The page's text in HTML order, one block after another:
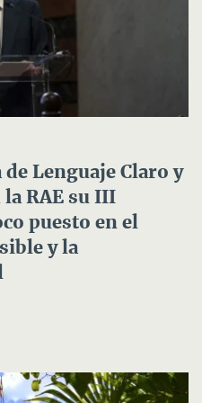
Lenguaje Claro y
la RAE su III
puesto en el
y la